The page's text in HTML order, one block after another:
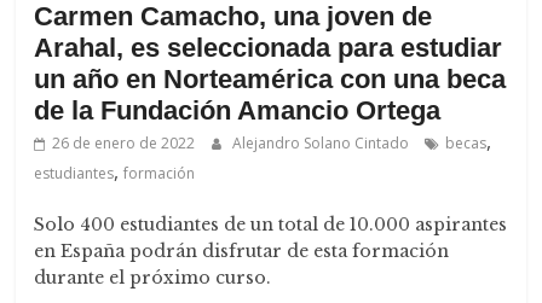
Carmen Camacho, una joven de
Arahal, es seleccionada para estudiar
un año en Norteamérica con una beca
de la Fundación Amancio Ortega
26 de enero de 2022 Alejandro Solano Cintado becas,
estudiantes,formación
Solo 400 estudiantes de un total de 10.000 aspirantes
en España podrán disfrutar de esta formación
durante el próximo curso.